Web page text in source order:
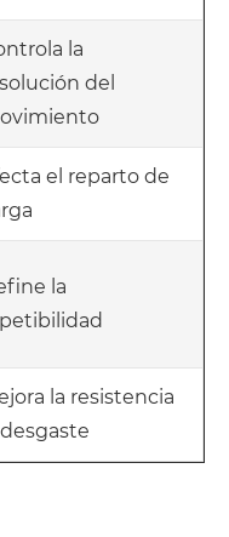
la
del
el reparto de
la
la resistencia